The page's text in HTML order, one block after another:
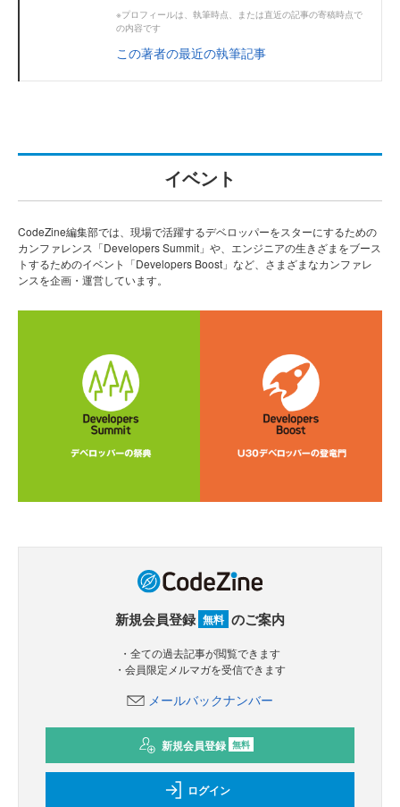
※プロフィールは、執筆時点、または直近の記事の寄稿時点で
の内容です
この著者の最近の執筆記事
イベント
CodeZine編集部では、現場で活躍するデベロッパーをスターにするための
カンファレンス「Developers Summit」や、エンジニアの生きざまをブース
トするためのイベント「Developers Boost」など、さまざまなカンファレ
ンスを企画・運営しています。
新規会員登録 無料 のご案内
・全ての過去記事が閲覧できます
・会員限定メルマガを受信できます
メールバックナンバー
新規会員登録 無料
ログイン